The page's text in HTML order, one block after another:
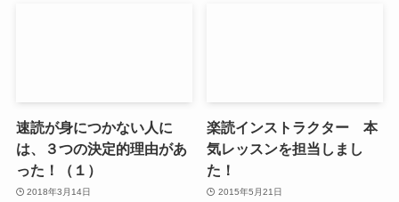
速読が身につかない人に
は、３つの決定的理由があ
った！（１）
2018年3月14日
楽読インストラクター 本
気レッスンを担当しまし
た！
2015年5月21日